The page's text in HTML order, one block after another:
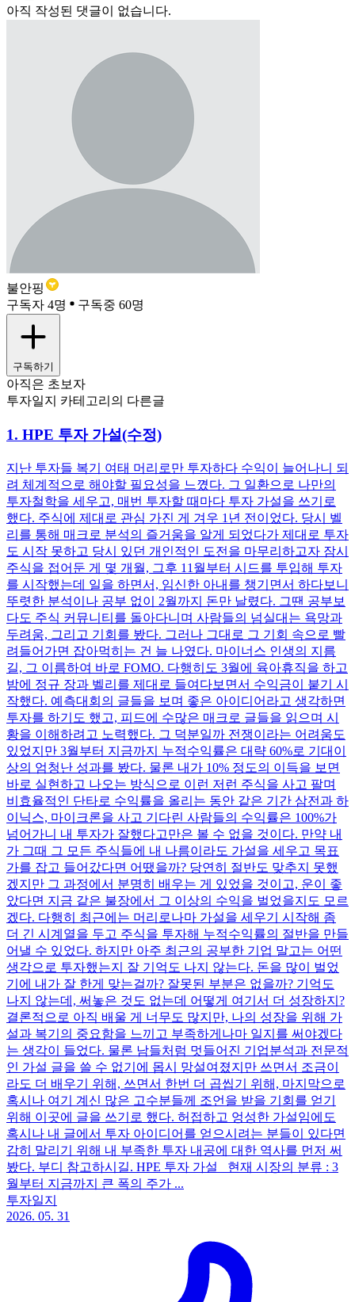
아직 작성된 댓글이 없습니다.
불안핑
구독자 4명
구독중 60명
구독하기
아직은 초보자
투자일지 카테고리의 다른글
1. HPE 투자 가설(수정)
지난 투자들 복기 여태 머리로만 투자하다 수익이 늘어나니 되
려 체계적으로 해야할 필요성을 느꼈다. 그 일환으로 나만의
투자철학을 세우고, 매번 투자할 때마다 투자 가설을 쓰기로
했다. 주식에 제대로 관심 가진 게 겨우 1년 전이었다. 당시 벨
리를 통해 매크로 분석의 즐거움을 알게 되었다가 제대로 투자
도 시작 못하고 당시 있던 개인적인 도전을 마무리하고자 잠시
주식을 접어둔 게 몇 개월, 그후 11월부터 시드를 투입해 투자
를 시작했는데 일을 하면서, 임신한 아내를 챙기면서 하다보니
뚜렷한 분석이나 공부 없이 2월까지 돈만 날렸다. 그땐 공부보
다도 주식 커뮤니티를 돌아다니며 사람들의 넘실대는 욕망과
두려움, 그리고 기회를 봤다. 그러나 그대로 그 기회 속으로 빨
려들어가면 잡아먹히는 건 늘 나였다. 마이너스 인생의 지름
길, 그 이름하여 바로 FOMO. 다행히도 3월에 육아휴직을 하고
밤에 정규 장과 벨리를 제대로 들여다보면서 수익금이 붙기 시
작했다. 예측대회의 글들을 보며 좋은 아이디어라고 생각하면
투자를 하기도 했고, 피드에 수많은 매크로 글들을 읽으며 시
황을 이해하려고 노력했다. 그 덕분일까 전쟁이라는 어려움도
있었지만 3월부터 지금까지 누적수익률은 대략 60%로 기대이
상의 엄청난 성과를 봤다. 물론 내가 10% 정도의 이득을 보면
바로 실현하고 나오는 방식으로 이런 저런 주식을 사고 팔며
비효율적인 단타로 수익률을 올리는 동안 같은 기간 삼전과 하
이닉스, 마이크론을 사고 기다린 사람들의 수익률은 100%가
넘어가니 내 투자가 잘했다고만은 볼 수 없을 것이다. 만약 내
가 그때 그 모든 주식들에 내 나름이라도 가설을 세우고 목표
가를 잡고 들어갔다면 어땠을까? 당연히 절반도 맞추지 못했
겠지만 그 과정에서 분명히 배우는 게 있었을 것이고, 운이 좋
았다면 지금 같은 불장에서 그 이상의 수익을 벌었을지도 모르
겠다. 다행히 최근에는 머리로나마 가설을 세우기 시작해 좀
더 긴 시계열을 두고 주식을 투자해 누적수익률의 절반을 만들
어낼 수 있었다. 하지만 아주 최근의 공부한 기업 말고는 어떤
생각으로 투자했는지 잘 기억도 나지 않는다. 돈을 많이 벌었
기에 내가 잘 한게 맞는걸까? 잘못된 부분은 없을까? 기억도
나지 않는데, 써놓은 것도 없는데 어떻게 여기서 더 성장하지?
결론적으로 아직 배울 게 너무도 많지만, 나의 성장을 위해 가
설과 복기의 중요함을 느끼고 부족하게나마 일지를 써야겠다
는 생각이 들었다. 물론 남들처럼 멋들어진 기업분석과 전문적
인 가설 글을 쓸 수 없기에 몹시 망설여졌지만 쓰면서 조금이
라도 더 배우기 위해, 쓰면서 한번 더 곱씹기 위해, 마지막으로
혹시나 여기 계신 많은 고수분들께 조언을 받을 기회를 얻기
위해 이곳에 글을 쓰기로 했다. 허접하고 엉성한 가설임에도
혹시나 내 글에서 투자 아이디어를 얻으시려는 분들이 있다면
감히 말리기 위해 내 부족한 투자 내공에 대한 역사를 먼저 써
봤다. 부디 참고하시길. HPE 투자 가설 현재 시장의 분류 : 3
월부터 지금까지 큰 폭의 주가 ...
투자일지
2026. 05. 31